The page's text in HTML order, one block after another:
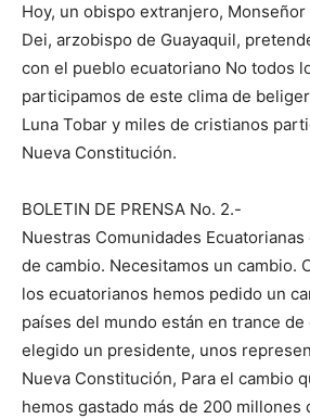
Hoy, un obispo extranjero,
Dei, arzobispo de Guayaquil,
con el pueblo ecuatoriano No todos
participamos de este clima de
Luna Tobar y miles de cristianos
Nueva Constitución.
BOLETIN DE PRENSA No. 2.-
Nuestras Comunidades
de cambio. Necesitamos un cambio.
los ecuatorianos hemos pedido un
países del mundo están en trance de
elegido un presidente, unos
Nueva Constitución, Para el cambio
hemos gastado más de 200 millones